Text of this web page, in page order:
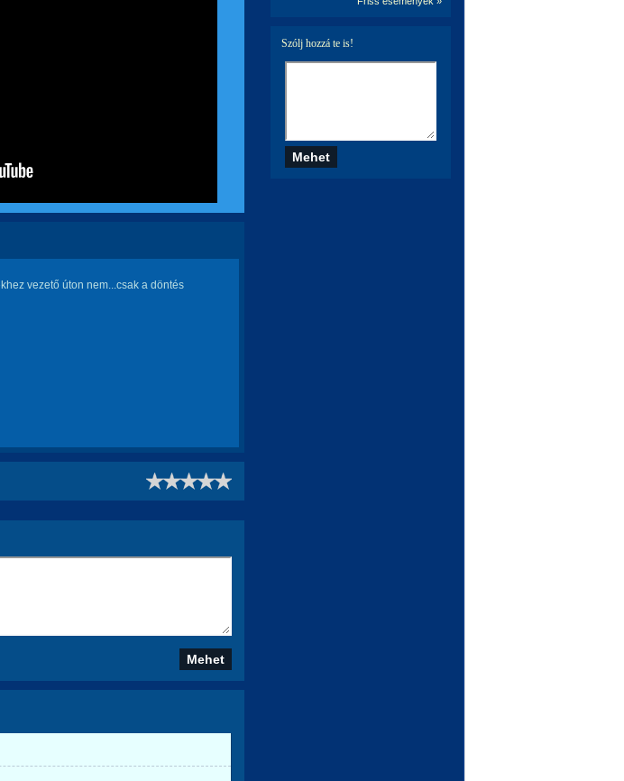
vezető úton nem...csak a döntés
Szólj hozzá te is!